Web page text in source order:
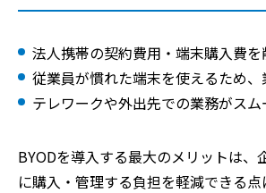
法人携帯の契約費用・端末購入費を
従業員が慣れた端末を使えるため
テレワークや外出先での業務がスム
BYODを導入する最大のメリットは、
に購入・管理する負担を軽減できる点